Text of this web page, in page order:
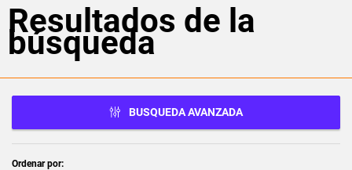
Resultados de la
búsqueda
BUSQUEDA AVANZADA
Ordenar por: